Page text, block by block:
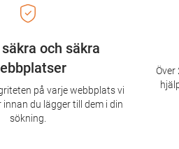
och säkra
på varje webbplats vi
du lägger till dem i din
sökning.
Över